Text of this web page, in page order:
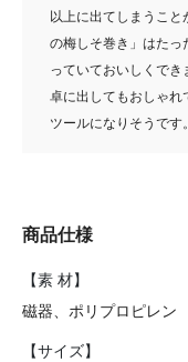
以上に出てしまうこ
の梅しそ巻き」はたっ
っていておいしくでき
卓に出してもおしゃれ
ツールになりそうです。
商品仕様
【素 材】
磁器、ポリプロピレン
【サイズ】